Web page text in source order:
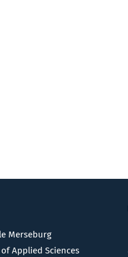
Merseburg
Applied Sciences